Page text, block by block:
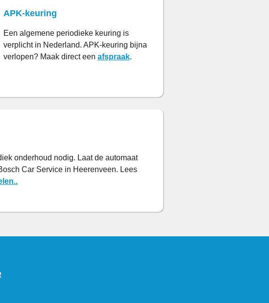
APK-keuring
Een algemene periodieke keuring is
verplicht in Nederland. APK-keuring bijna
verlopen? Maak direct een afspraak.
onderhoud nodig. Laat de automaat
Car Service in Heerenveen. Lees